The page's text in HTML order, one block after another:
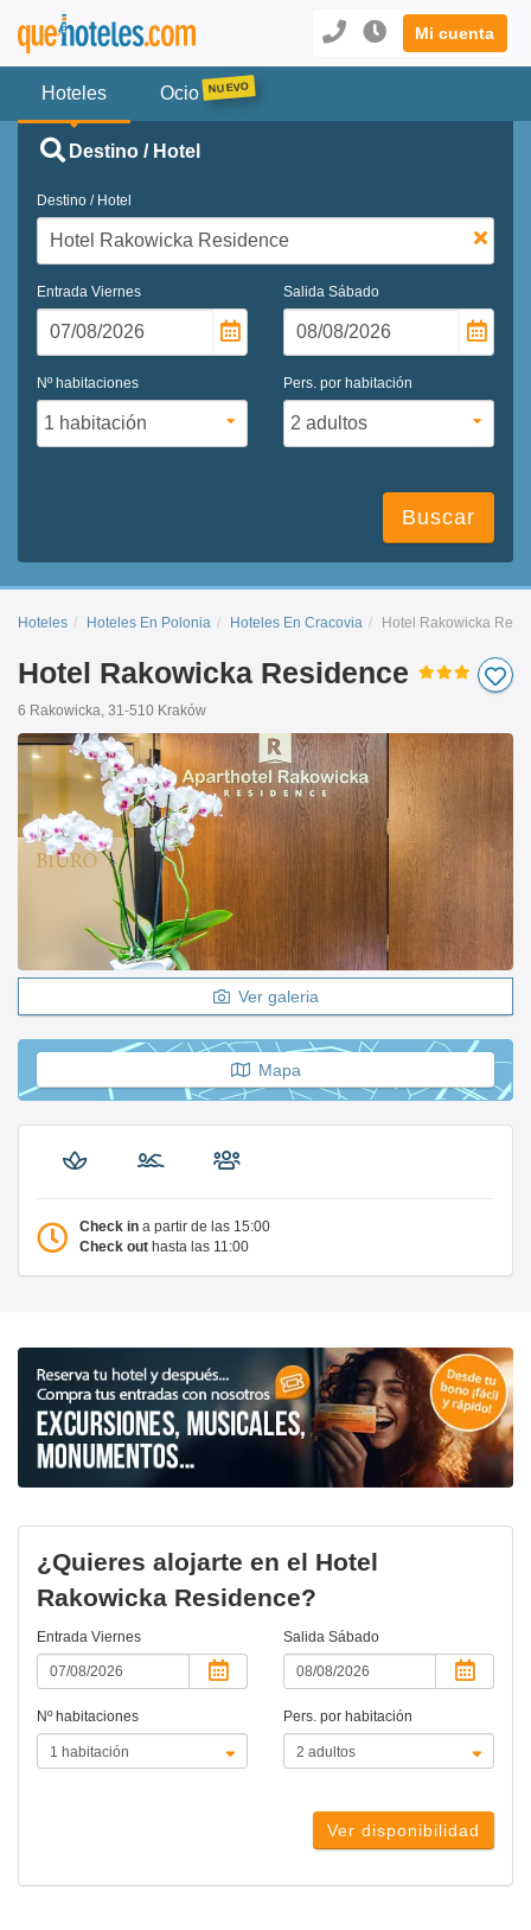
Mi cuenta
Hoteles Ocio
Destino / Hotel
Destino / Hotel
Entrada Viernes Salida Sábado
Nº habitaciones Pers. por habitación
Buscar
Hoteles Hoteles En Polonia Hoteles En Cracovia Hotel Rakowicka
Hotel Rakowicka Residence
6 Rakowicka, 31-510 Kraków
Ver galeria
Mapa
Check in a partir de las 15:00
Check out hasta las 11:00
¿Quieres alojarte en el Hotel
Rakowicka Residence?
Entrada Viernes Salida Sábado
Nº habitaciones Pers. por habitación
Ver disponibilidad